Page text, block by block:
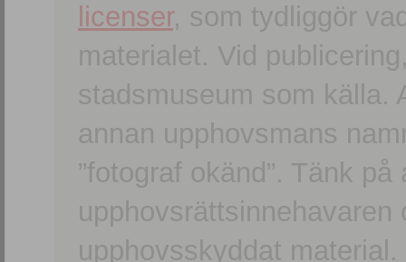
licenser, som tydliggör
materialet. Vid
stadsmuseum som källa.
annan upphovsmans
”fotograf okänd”. Tänk
upphovsskyddat material.